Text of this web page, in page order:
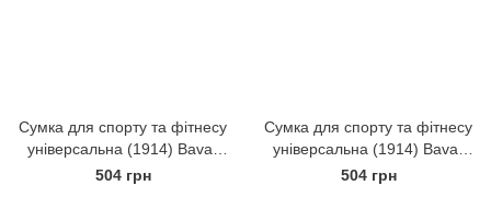
Сумка для спорту та фітнесу
універсальна (1914) Bavar
Sport Чорний
504 грн
Сумка для спорту та фітнесу
універсальна (1914) Bavar
Sport Синій
504 грн